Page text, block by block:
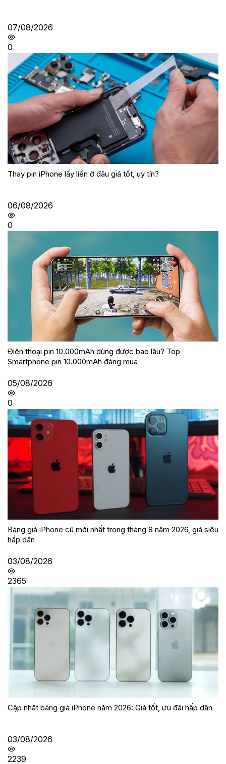
07/08/2026
0
Thay pin iPhone lấy liền ở đâu giá tốt, uy tín?
06/08/2026
0
Điện thoại pin 10.000mAh dùng được bao lâu? Top
Smartphone pin 10.000mAh đáng mua
05/08/2026
0
Bảng giá iPhone cũ mới nhất trong tháng 8 năm 2026, giá siêu
hấp dẫn
03/08/2026
2365
Cập nhật bảng giá iPhone năm 2026: Giá tốt, ưu đãi hấp dẫn
03/08/2026
2239